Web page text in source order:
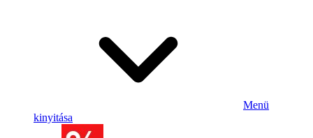
Menü
kinyitása